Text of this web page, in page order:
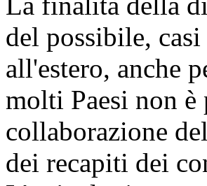
del possibile,
all'estero, anche
molti Paesi non
collaborazione
dei recapiti dei